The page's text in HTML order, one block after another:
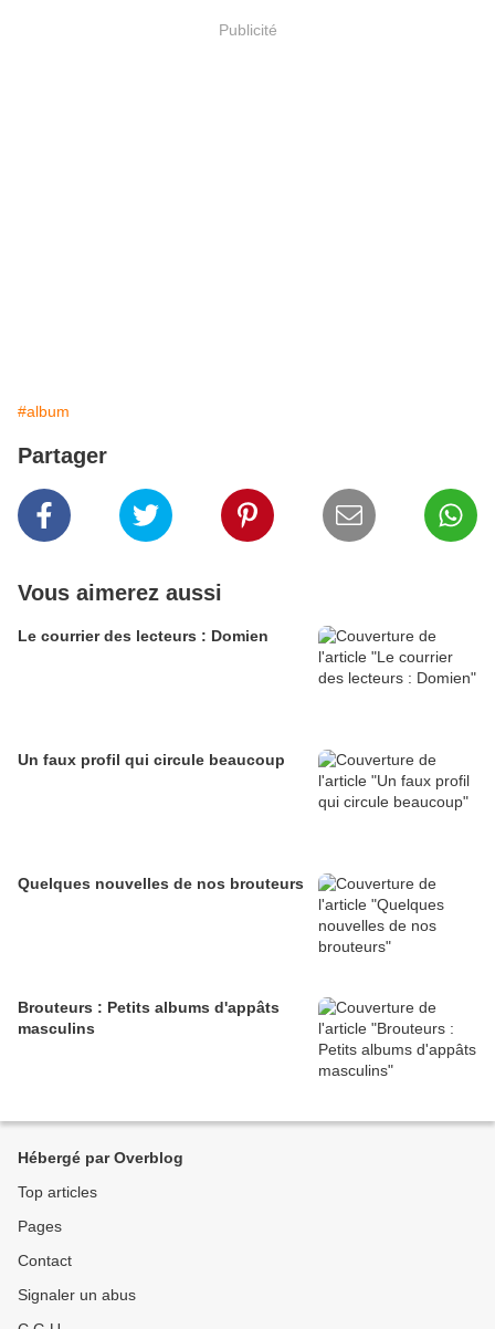
Publicité
#album
Partager
Vous aimerez aussi
Le courrier des lecteurs : Domien
Un faux profil qui circule beaucoup
Quelques nouvelles de nos brouteurs
Brouteurs : Petits albums d'appâts
masculins
Hébergé par Overblog
Top articles
Pages
Contact
Signaler un abus